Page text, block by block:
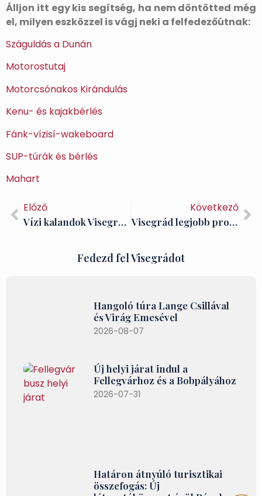
Álljon itt egy kis segítség, ha nem döntötted még
el, milyen eszközzel is vágj neki a felfedezőútnak:
Száguldás a Dunán
Motorostutaj
Motorcsónakos Kirándulás
Kenu- és kajakbérlés
Fánk-vízisí-wakeboard
SUP-túrák és bérlés
Mahart
Előző
Vízi kalandok Visegrádon: SUP; Fánkozás-Wakeboard
Következő
Visegrád legjobb programjai (3. rész)
Fedezd fel Visegrádot
Hangoló túra Lange Csillával
és Virág Emesével
2026-08-07
Új helyi járat indul a
Fellegvárhoz és a Bobpályához
2026-07-31
Határon átnyúló turisztikai
összefogás: Új